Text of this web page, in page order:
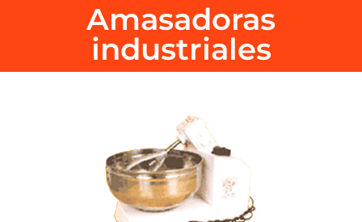
Amasadoras
industriales